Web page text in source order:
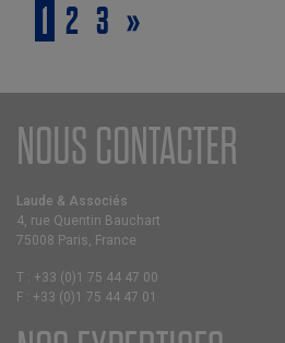
1 2 3 »
QUI
NOUS CONTACTER
Laude & Associés
4, rue Quentin Bauchart
75008 Paris, France
T : +33 (0)1 75 44 47 00
F : +33 (0)1 75 44 47 01